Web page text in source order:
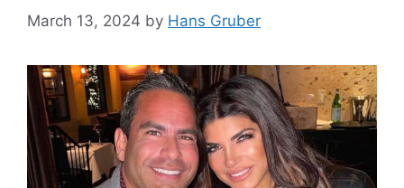
March 13, 2024 by Hans Gruber